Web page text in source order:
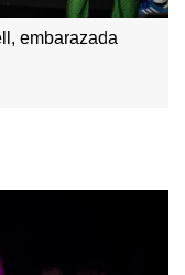
embarazada